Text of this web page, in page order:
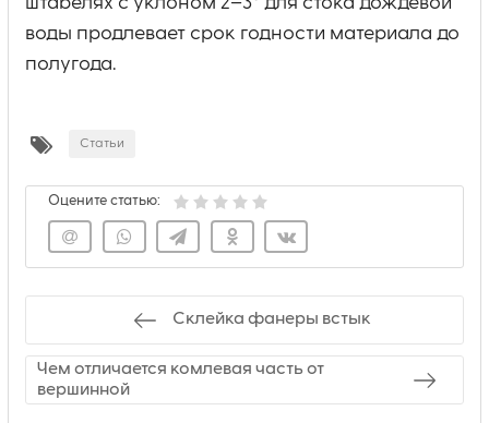
воды продлевает срок годности материала до
полугода.
Статьи
Оцените статью:
Склейка фанеры встык
Чем отличается комлевая часть от
вершинной